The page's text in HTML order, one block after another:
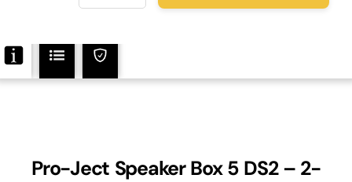
Speaker
DS2
Menge
Pro-Ject Speaker Box 5 DS2 – 2-